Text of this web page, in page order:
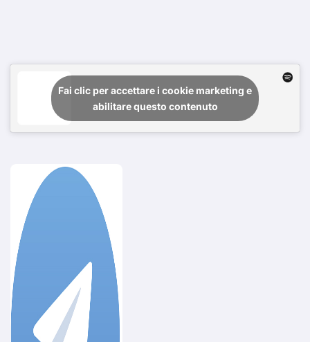
Fai clic per accettare i cookie marketing e
abilitare questo contenuto